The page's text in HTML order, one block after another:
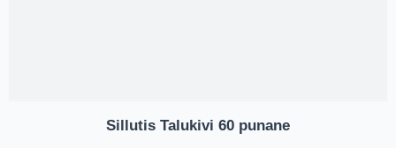
Sillutis Talukivi 60 punane